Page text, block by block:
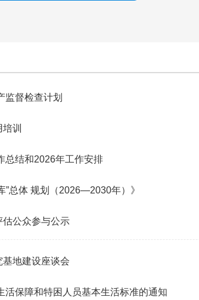
监督检查计划
训
总结和2026年工作安排
”总体 规划（2026—2030年）》
公众参与公示
地建设座谈会
保障和特困人员基本生活标准的通知